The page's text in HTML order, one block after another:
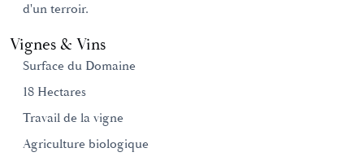
d'un terroir.
Vignes & Vins
Surface du Domaine
18 Hectares
Travail de la vigne
Agriculture biologique